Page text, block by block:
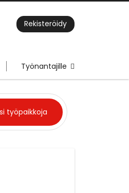
Rekisteröidy
Työnantajille